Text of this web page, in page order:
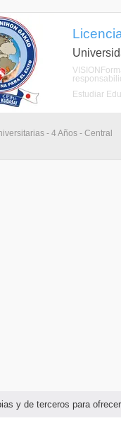
y de terceros para
Estudiar
- 4 Años - Central